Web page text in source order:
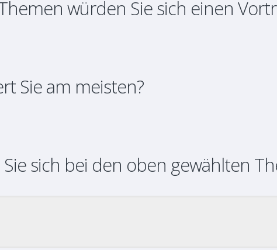
würden Sie sich einen
Sie am meisten?
sich bei den oben gewählten